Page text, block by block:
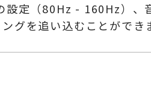
定（80Hz - 160Hz）、
グを追い込むことができ